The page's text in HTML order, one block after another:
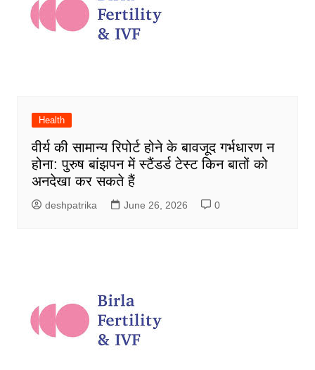
Health
वीर्य की सामान्य रिपोर्ट होने के बावजूद गर्भधारण न
होना: पुरुष बांझपन में स्टैंडर्ड टेस्ट किन बातों को
अनदेखा कर सकते हैं
deshpatrika June 26, 2026 0